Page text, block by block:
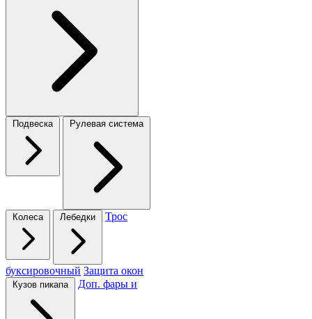
Подвеска Рулевая система
Колеса Лебедки Трос
буксировочный Защита окон
Кузов пикапа Доп. фары и